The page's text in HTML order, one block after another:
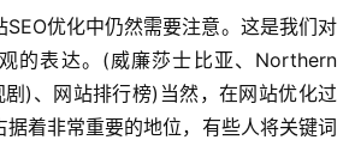
SEO优化中仍然需要注意。这是我们对
的表达。(威廉莎士比亚、Northern
)、网站排行榜)当然，在网站优化过
着非常重要的地位，有些人将关键词